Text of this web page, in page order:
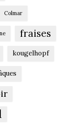
Colmar
fraises
kougelhopf